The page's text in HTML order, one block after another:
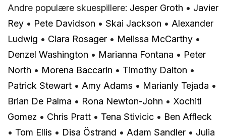
Andre populære skuespillere: Jesper Groth • Javier
Rey • Pete Davidson • Skai Jackson • Alexander
Ludwig • Clara Rosager • Melissa McCarthy •
Denzel Washington • Marianna Fontana • Peter
North • Morena Baccarin • Timothy Dalton •
Patrick Stewart • Amy Adams • Marianly Tejada •
Brian De Palma • Rona Newton-John • Xochitl
Gomez • Chris Pratt • Tena Stivicic • Ben Affleck
• Tom Ellis • Disa Östrand • Adam Sandler • Julia